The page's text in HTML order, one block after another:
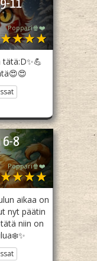
11
Poppari🍿❤️
6-8
Poppari🍿❤️
aikaa on
nyt päätin
niin on